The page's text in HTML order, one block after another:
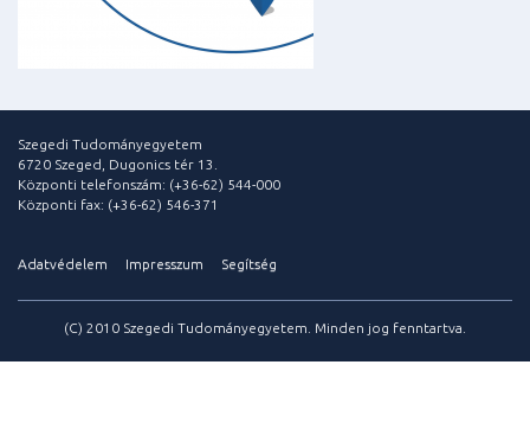
Szegedi Tudományegyetem
6720 Szeged, Dugonics tér 13.
Központi telefonszám: (+36-62) 544-000
Központi fax: (+36-62) 546-371
Adatvédelem Impresszum Segítség
(C) 2010 Szegedi Tudományegyetem. Minden jog fenntartva.